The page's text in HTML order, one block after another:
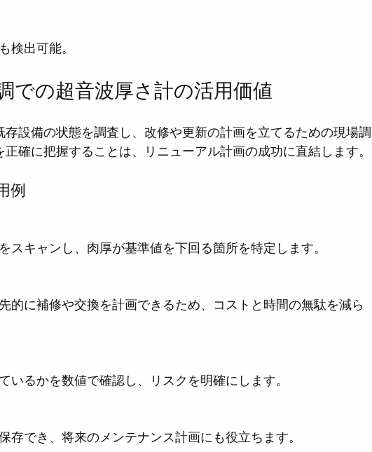
検出可能。
での超音波厚さ計の活用価値
存設備の状態を調査し、改修や更新の計画を立てるための現場調
確に把握することは、リニューアル計画の成功に直結します。
例
スキャンし、肉厚が基準値を下回る箇所を特定します。
いるかを数値で確認し、リスクを明確にします。
存でき、将来のメンテナンス計画にも役立ちます。